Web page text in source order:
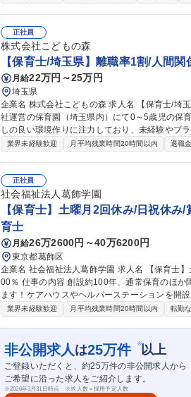
ケアの新しいモデルを磨いていただきます。 募集職種 【保育士】新規開業の産後ケアホテル勤務（有明）/グロー
ス上場G/年休120日
正社員
株式会社こどもの森
【保育士/埼玉県】離職率1割/人間
月給22万円～25万円
埼玉県
企業名 株式会社こどもの森 求人名 【保育士/埼玉県】離職率1割/人間関係重視の環境！年休120日 仕事の内容 当
社運営の保育園（埼玉県内）にて0～5歳児の保
しの良い環境作りに注力しており、未経験やブラン
クティビティ：年齢に応じた日常のお世話や遊
用意 募集職種 【保育士/埼玉県】離職率1割/人
業界未経験歓迎 月平均残業時間20時間以内 退職
正社員
社会福祉法人葛飾学園
【保育士】土曜月2回休み/日祝休
育士
月給26万2600円～40万6200円
東京都葛飾区
企業名 社会福祉法人葛飾学園 求人名 【保育士】土曜月2回休み/日祝休み/賞与3.9ヶ月/時短相談OK/育産休復帰率1
00％ 仕事の内容 創設約100年、通常保育のほか障害児保育や育児相談なども行っている当園にて保育士を募集し
ます！ケアハウスやヘルパーステーションを開設して
開園準備(部屋の掃除、スケジュール確認)/朝の
ラブも運営しています。保育士の方は他施設へ
ちの方のご応募も大歓迎！ 募集職種 【保育士】土曜月2回休み/日祝休み/賞与3.9ヶ月/時短相談OK/育産休復帰率1
00％
業界未経験歓迎 月平均残業時間20時間以内 転勤な
非公開求人 は25万件 ※以上
ご登録いただくと、約25万件の非公開求人から
ご希望に沿った求人をご紹介します。
※2026年3月31日時点 ※求人数＝採用予定人数